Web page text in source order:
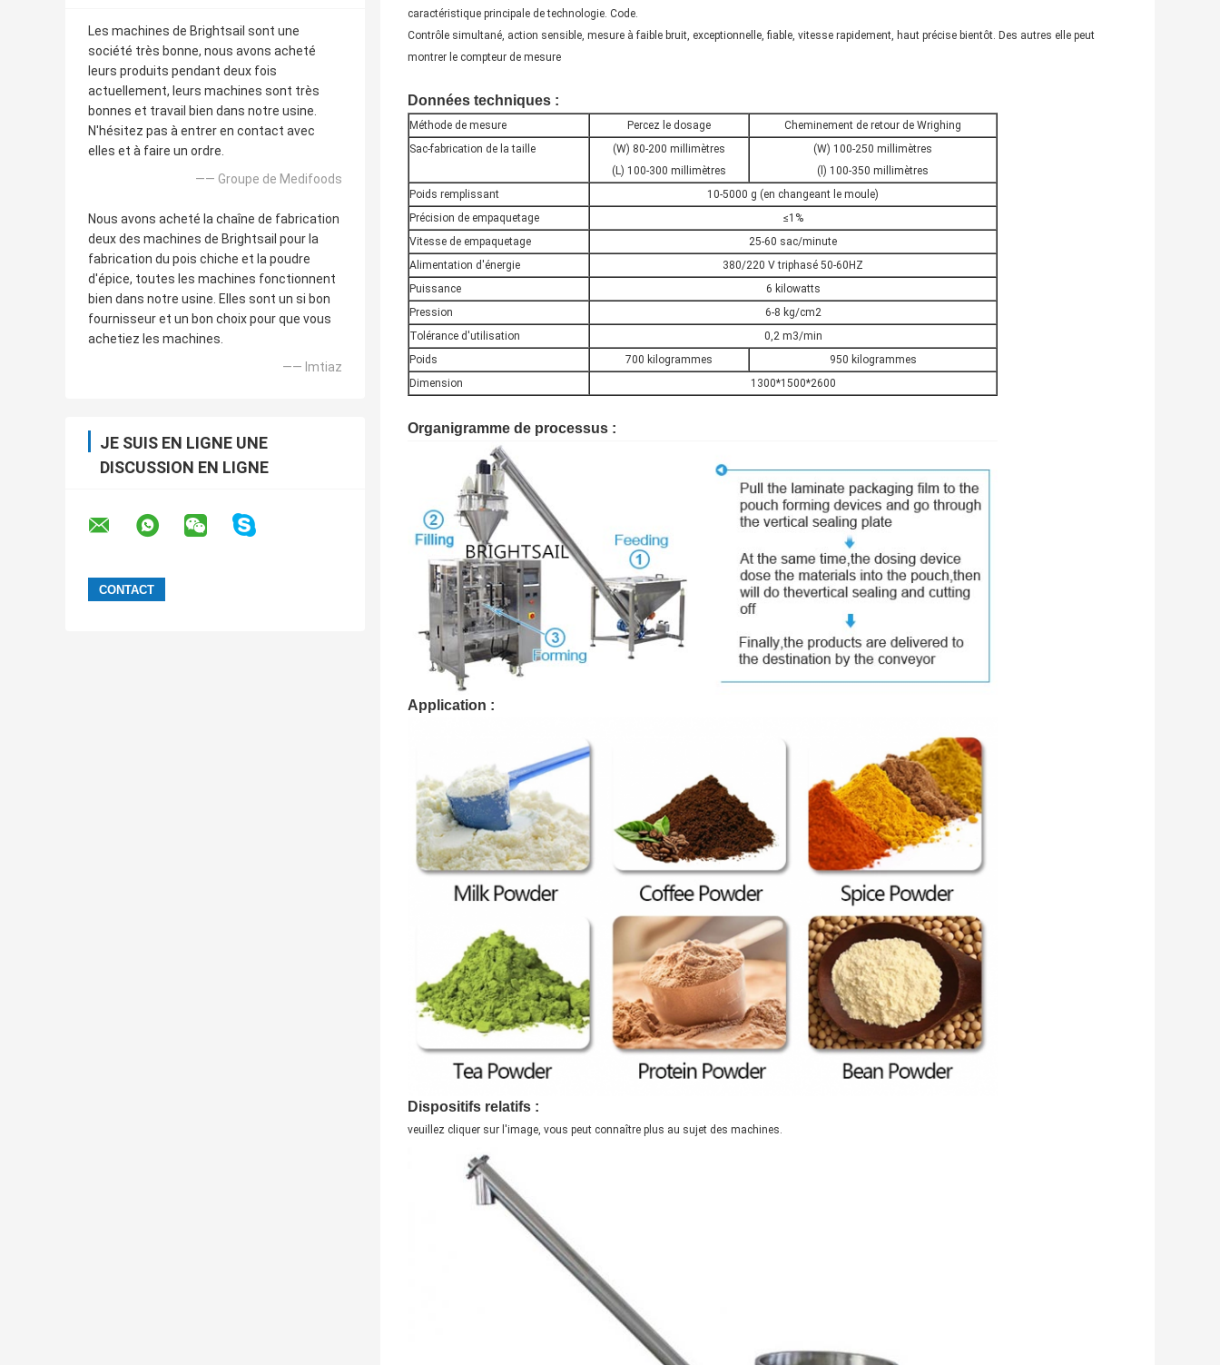
Les machines de Brightsail sont une
société très bonne, nous avons acheté
leurs produits pendant deux fois
actuellement, leurs machines sont très
bonnes et travail bien dans notre usine.
N'hésitez pas à entrer en contact avec
elles et à faire un ordre.
—— Groupe de Medifoods
Nous avons acheté la chaîne de fabrication
deux des machines de Brightsail pour la
fabrication du pois chiche et la poudre
d'épice, toutes les machines fonctionnent
bien dans notre usine. Elles sont un si bon
fournisseur et un bon choix pour que vous
achetiez les machines.
—— Imtiaz
JE SUIS EN LIGNE UNE
DISCUSSION EN LIGNE
caractéristique principale de technologie. Code.
Contrôle simultané, action sensible, mesure à faible bruit, exceptionnelle, fiable, vitesse rapidement, haut précise bientôt. Des autres elle peut
montrer le compteur de mesure
Données techniques :
Méthode de mesure Percez le dosage
Cheminement de retour de Wrighing
Sac-fabrication de la taille
(W) 80-200 millimètres
(L) 100-300 millimètres
(W) 100-250 millimètres
(l) 100-350 millimètres
Poids remplissant
10-5000 g (en changeant le moule)
Précision de empaquetage
≤1%
Vitesse de empaquetage
25-60 sac/minute
Alimentation d'énergie
380/220 V triphasé 50-60HZ
Puissance
6 kilowatts
Pression
6-8 kg/cm2
Tolérance d'utilisation
0,2 m3/min
Poids
700 kilogrammes
950 kilogrammes
Dimension
1300*1500*2600
Organigramme de processus :
Application :
Dispositifs relatifs :
veuillez cliquer sur l'image, vous peut connaître plus au sujet des machines.